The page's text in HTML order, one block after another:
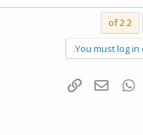
2 of 2
You must log
Tumblr
WhatsAppדואר אלקטרוני